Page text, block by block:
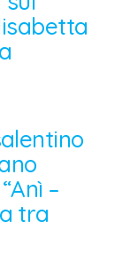
–
tra